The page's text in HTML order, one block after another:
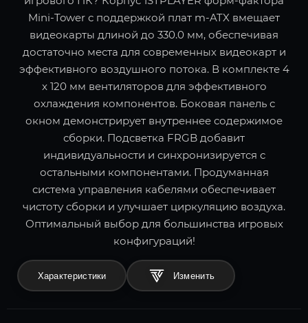
Mini-Tower с поддержкой плат m-ATX вмещает
видеокарты длиной до 330.0 мм, обеспечивая
достаточно места для современных видеокарт и
эффективного воздушного потока. В комплекте 4
x 120 мм вентиляторов для эффективного
охлаждения компонентов. Боковая панель с
окном демонстрирует внутреннее содержимое
сборки. Подсветка FRGB добавит
индивидуальности и синхронизируется с
остальными компонентами. Продуманная
система управления кабелями обеспечивает
чистоту сборки и улучшает циркуляцию воздуха.
Оптимальный выбор для большинства игровых
конфигураций!
Характеристики